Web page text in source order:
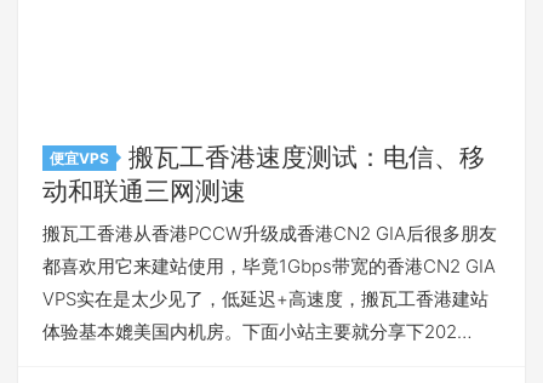
便宜VPS
搬瓦工香港速度测试：电信、移
动和联通三网测速
搬瓦工香港从香港PCCW升级成香港CN2 GIA后很多朋友
都喜欢用它来建站使用，毕竟1Gbps带宽的香港CN2 GIA
VPS实在是太少见了，低延迟+高速度，搬瓦工香港建站
体验基本媲美国内机房。下面小站主要就分享下202…